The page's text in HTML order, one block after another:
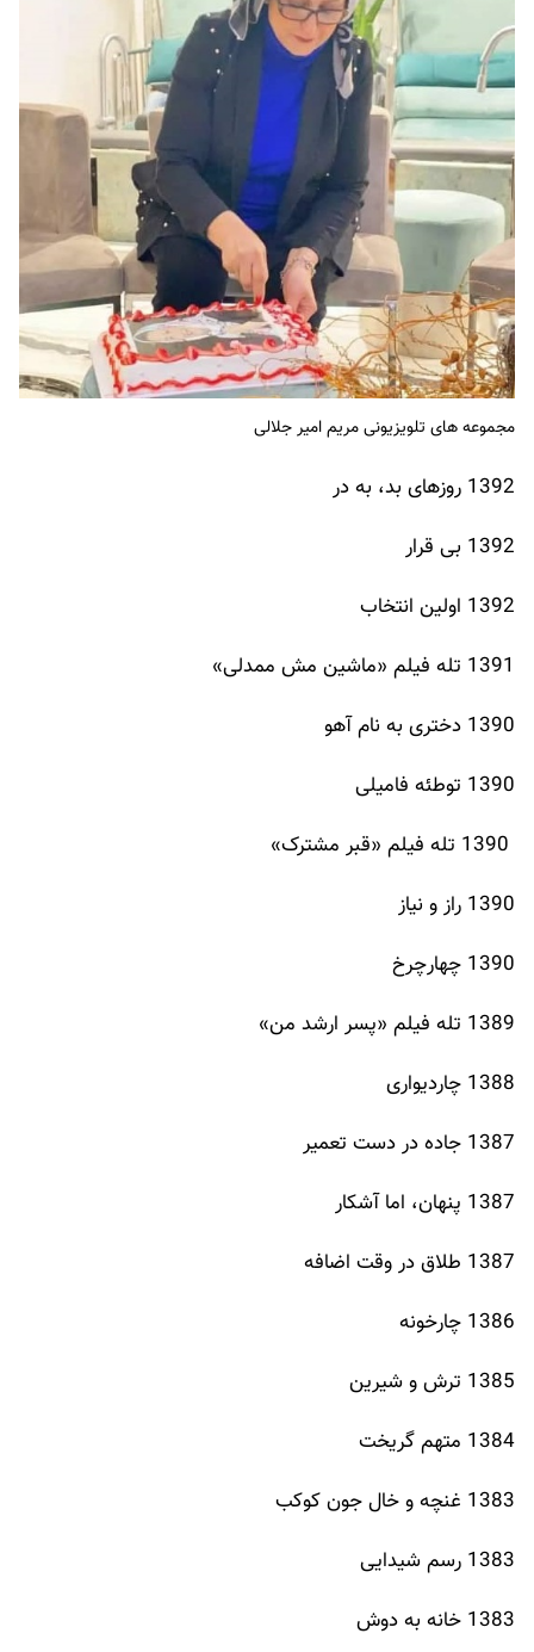
مجموعه های تلویزیونی مریم امیر جلالی
1392 روزهای بد، به در
1392 بی قرار
1392 اولین انتخاب
1391 تله فیلم «ماشین مش ممدلی»
1390 دختری به نام آهو
1390 توطئه فامیلی
1390 راز و نیاز
1390 چهارچرخ
1389 تله فیلم «پسر ارشد من»
1388 چاردیواری
1387 جاده در دست تعمیر
1387 پنهان، اما آشکار
1387 طلاق در وقت اضافه
1386 چارخونه
1385 ترش و شیرین
1384 متهم گریخت
1383 غنچه و خال جون کوکب
1383 رسم شیدایی
1383 خانه به دوش